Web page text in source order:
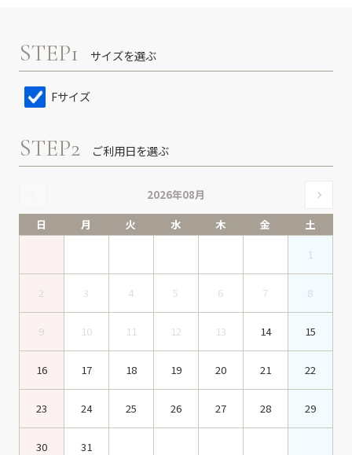
STEP1 サイズを選ぶ
Fサイズ
STEP2 ご利用日を選ぶ
2026年08月
日
月 火 水 木 金
土
1
2 3 4 5 6 7 8
9 10 11 12 13 14 15
16 17 18 19 20 21 22
23 24 25 26 27 28 29
30 31